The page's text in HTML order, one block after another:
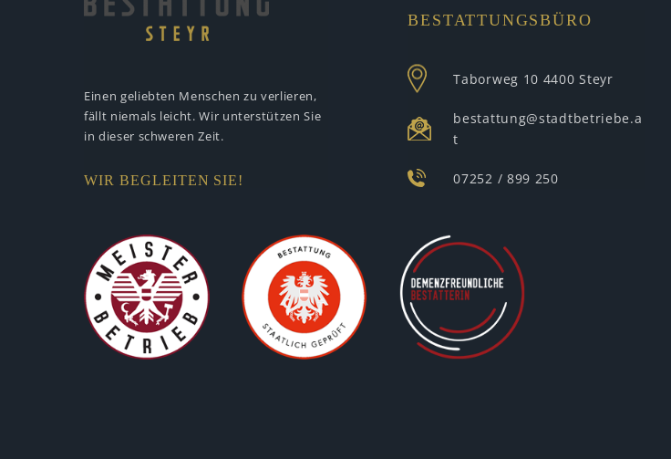
Einen geliebten Menschen zu verlieren,
fällt niemals leicht. Wir unterstützen Sie
in dieser schweren Zeit.
WIR BEGLEITEN SIE!
BESTATTUNGSBÜRO
Taborweg 10 4400 Steyr
bestattung@stadtbetriebe.a
t
07252 / 899 250